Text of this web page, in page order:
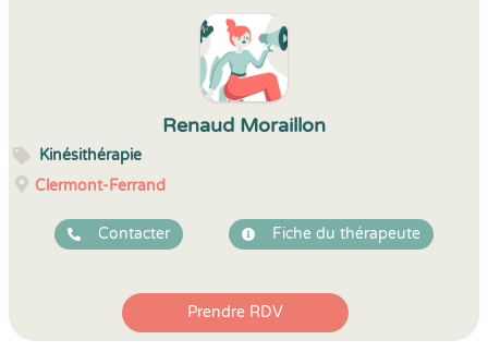
Renaud Moraillon
Kinésithérapie
Clermont-Ferrand
Contacter Fiche du thérapeute
Prendre RDV